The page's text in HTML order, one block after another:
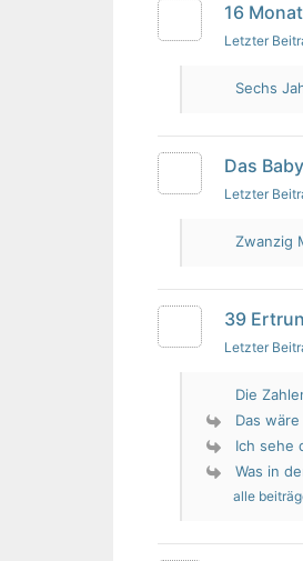
16
Letzter
Sechs
Das
Letzter
Zwanzig
39
Letzter
Die
Das
Ich sehe
Was in
alle